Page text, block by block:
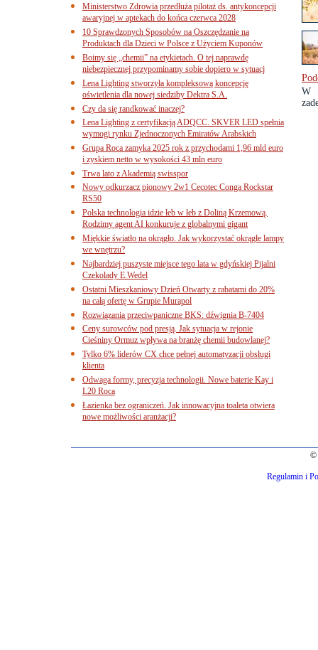
W
Ministerstwo Zdrowia przedłuża pilotaż ds. antykoncepcji
awaryjnej w aptekach do końca czerwca 2028
10 Sprawdzonych Sposobów na Oszczędzanie na
Produktach dla Dzieci w Polsce z Użyciem Kuponów
Boimy się „chemii” na etykietach. O tej naprawdę
niebezpiecznej przypominamy sobie dopiero w sytuacj
Lena Lighting stworzyła kompleksową koncepcję
oświetlenia dla nowej siedziby Dektra S.A.
Czy da się randkować inaczej?
Lena Lighting z certyfikacją ADQCC. SKVER LED spełnia
wymogi rynku Zjednoczonych Emiratów Arabskich
Grupa Roca zamyka 2025 rok z przychodami 1,96 mld euro
i zyskiem netto w wysokości 43 mln euro
Trwa lato z Akademią swisspor
Nowy odkurzacz pionowy 2w1 Cecotec Conga Rockstar
RS50
Polska technologia idzie łeb w łeb z Doliną Krzemową.
Rodzimy agent AI konkuruje z globalnymi gigant
Miękkie światło na okrągło. Jak wykorzystać okrągłe lampy
we wnętrzu?
Najbardziej puszyste miejsce tego lata w gdyńskiej Pijalni
Czekolady E.Wedel
Ostatni Mieszkaniowy Dzień Otwarty z rabatami do 20%
na całą ofertę w Grupie Murapol
Rozwiązania przeciwpaniczne BKS: dźwignia B-7404
Ceny surowców pod presją. Jak sytuacja w rejonie
Cieśniny Ormuz wpływa na branżę chemii budowlanej?
Tylko 6% liderów CX chce pełnej automatyzacji obsługi
klienta
Odwaga formy, precyzja technologii. Nowe baterie Kay i
L20 Roca
Łazienka bez ograniczeń. Jak innowacyjna toaleta otwiera
nowe możliwości aranżacji?
©
Regulamin i